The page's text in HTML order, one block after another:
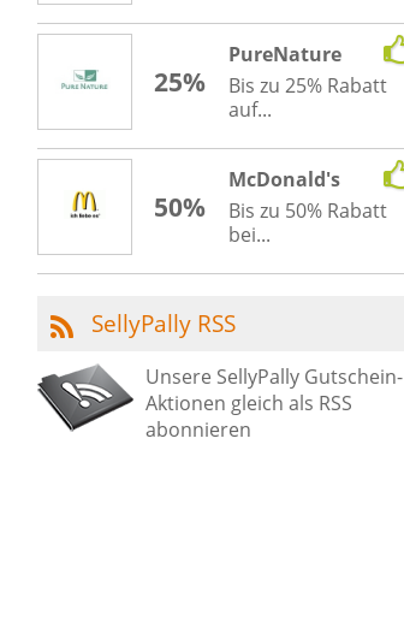
25%
PureNature
Bis zu 25% Rabatt
auf...
50%
McDonald's
Bis zu 50% Rabatt
bei...
SellyPally RSS
Unsere SellyPally Gutschein-
Aktionen gleich als RSS
abonnieren